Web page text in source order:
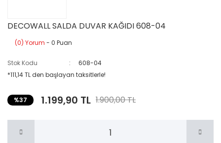
DECOWALL SALDA DUVAR KAĞIDI 608-04
(0) Yorum - 0 Puan
Stok Kodu
608-04
*111,14 TL den başlayan taksitlerle!
%37 1.199,90 TL 1.900,00 TL